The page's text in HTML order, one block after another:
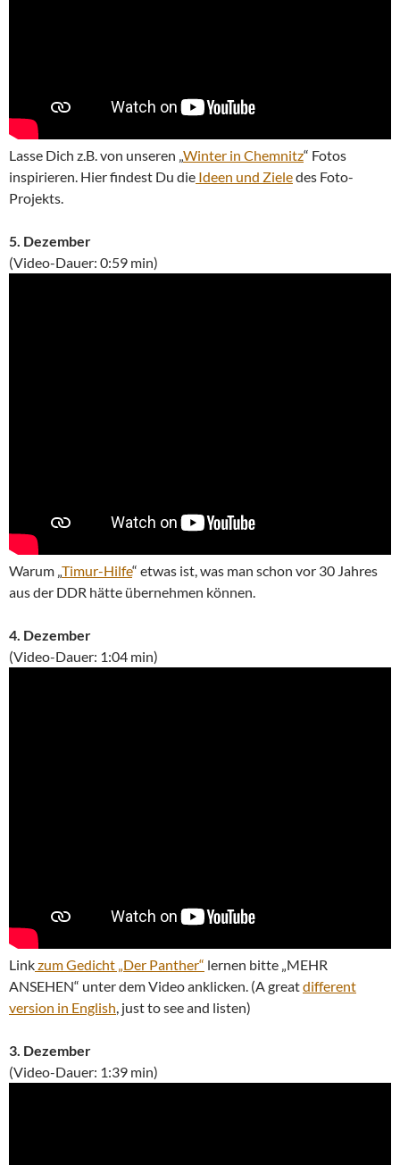
Lasse Dich z.B. von unseren „ Winter in Chemnitz“ Fotos
inspirieren. Hier findest Du die Ideen und Zieledes Foto-
Projekts.
5. Dezember
(Video-Dauer: 0:59 min)
Warum „ Timur-Hilfe“ etwas ist, was man schon vor 30 Jahres
aus der DDR hätte übernehmen können.
4. Dezember
(Video-Dauer: 1:04 min)
Linkzum Gedicht „Der Panther“ lernen bitte „MEHR
ANSEHEN“ unter dem Video anklicken. (A greatdifferent
version in English , just to see and listen)
3. Dezember
(Video-Dauer: 1:39 min)